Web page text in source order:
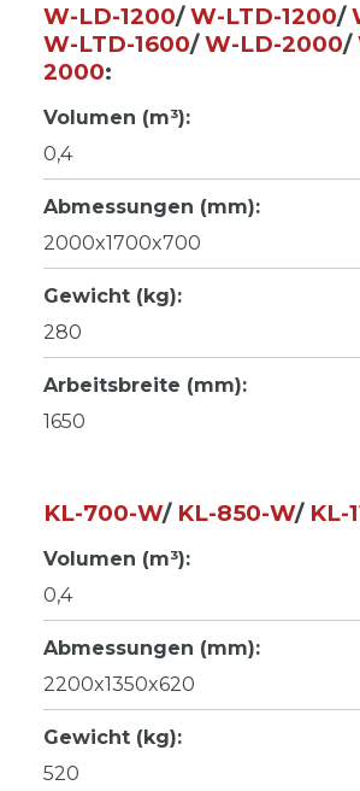
W-LD-1200/W-LTD-1200/
W-LTD-1600/W-LD-2000/
2000:
Volumen (m³):
0,4
Abmessungen (mm):
2000x1700x700
Gewicht (kg):
280
Arbeitsbreite (mm):
1650
KL-700-W/ KL-850-W/ KL-
Volumen (m³):
0,4
Abmessungen (mm):
2200x1350x620
Gewicht (kg):
520